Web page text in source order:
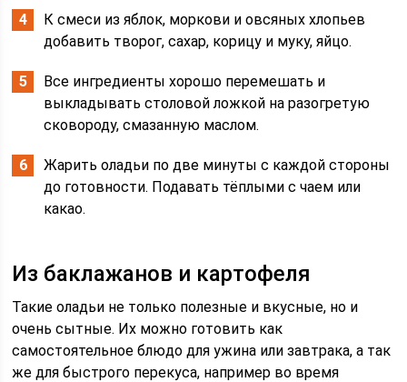
К смеси из яблок, моркови и овсяных хлопьев
добавить творог, сахар, корицу и муку, яйцо.
Все ингредиенты хорошо перемешать и
выкладывать столовой ложкой на разогретую
сковороду, смазанную маслом.
Жарить оладьи по две минуты с каждой стороны
до готовности. Подавать тёплыми с чаем или
какао.
Из баклажанов и картофеля
Такие оладьи не только полезные и вкусные, но и
очень сытные. Их можно готовить как
самостоятельное блюдо для ужина или завтрака, а так
же для быстрого перекуса, например во время